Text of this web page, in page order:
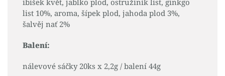
list 10%, aroma, šípek plod, jahoda plod 3%,
šalvěj nať 2%
Balení:
nálevové sáčky 20ks x 2,2g / balení 44g